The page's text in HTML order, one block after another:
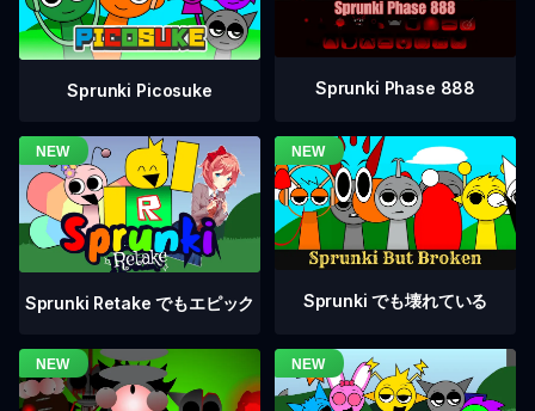
Sprunki Picosuke Sprunki Phase 888
Sprunki Retake でもエピック Sprunki でも壊れている